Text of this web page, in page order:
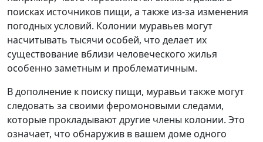
поисках источников пищи, а также из-за изменения
погодных условий. Колонии муравьев могут
насчитывать тысячи особей, что делает их
существование вблизи человеческого жилья
особенно заметным и проблематичным.
В дополнение к поиску пищи, муравьи также могут
следовать за своими феромоновыми следами,
которые прокладывают другие члены колонии. Это
означает, что обнаружив в вашем доме одного